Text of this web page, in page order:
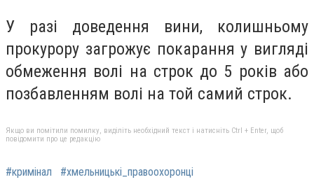
У разі доведення вини, колишньому
прокурору загрожує покарання у вигляді
обмеження волі на строк до 5 років або
позбавленням волі на той самий строк.
Якщо ви помітили помилку, виділіть необхідний текст і натисніть Ctrl + Enter, щоб
повідомити про це редакцію
#кримінал #хмельницькі_правоохоронці